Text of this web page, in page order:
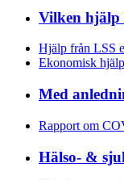
Vilken hjälp
Hjälp från LSS
Ekonomisk
Med
Rapport om
Hälso- &